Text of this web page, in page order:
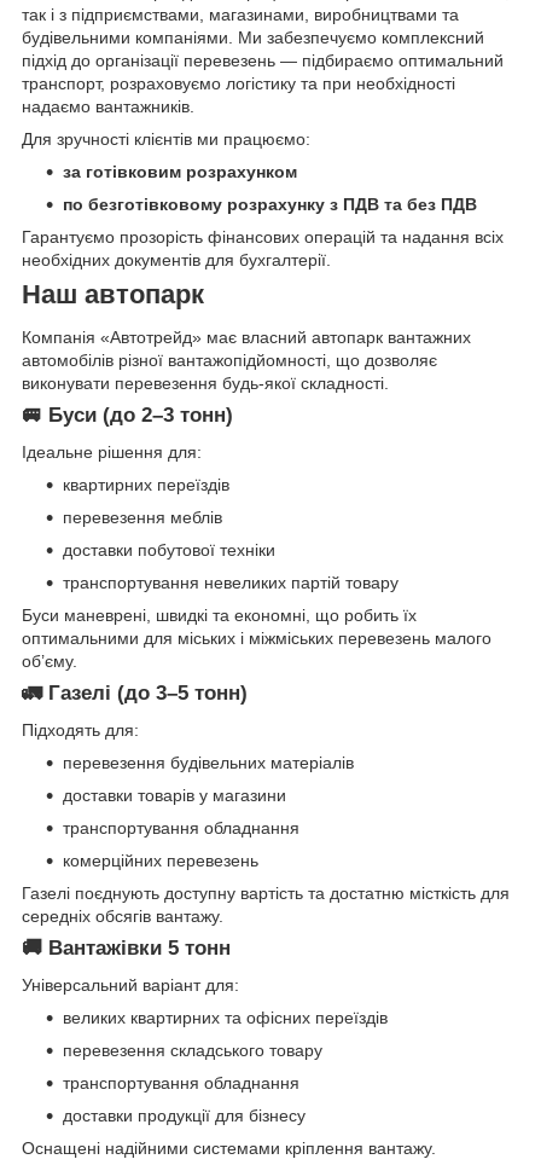
так і з підприємствами, магазинами, виробництвами та
будівельними компаніями. Ми забезпечуємо комплексний
підхід до організації перевезень — підбираємо оптимальний
транспорт, розраховуємо логістику та при необхідності
надаємо вантажників.
Для зручності клієнтів ми працюємо:
за готівковим розрахунком
по безготівковому розрахунку з ПДВ та без ПДВ
Гарантуємо прозорість фінансових операцій та надання всіх
необхідних документів для бухгалтерії.
Наш автопарк
Компанія «Автотрейд» має власний автопарк вантажних
автомобілів різної вантажопідйомності, що дозволяє
виконувати перевезення будь-якої складності.
🚐 Буси (до 2–3 тонн)
Ідеальне рішення для:
квартирних переїздів
перевезення меблів
доставки побутової техніки
транспортування невеликих партій товару
Буси маневрені, швидкі та економні, що робить їх
оптимальними для міських і міжміських перевезень малого
об’єму.
🚛 Газелі (до 3–5 тонн)
Підходять для:
перевезення будівельних матеріалів
доставки товарів у магазини
транспортування обладнання
комерційних перевезень
Газелі поєднують доступну вартість та достатню місткість для
середніх обсягів вантажу.
🚚 Вантажівки 5 тонн
Універсальний варіант для:
великих квартирних та офісних переїздів
перевезення складського товару
транспортування обладнання
доставки продукції для бізнесу
Оснащені надійними системами кріплення вантажу.